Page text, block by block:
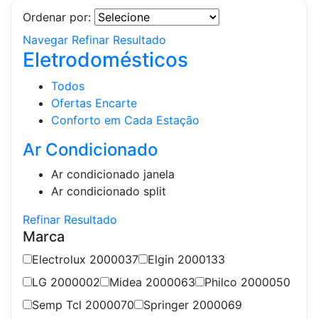
Ordenar por:
Navegar Refinar Resultado
Eletrodomésticos
Todos
Ofertas Encarte
Conforto em Cada Estação
Ar Condicionado
Ar condicionado janela
Ar condicionado split
Refinar Resultado
Marca
Electrolux 2000037 Elgin 2000133
LG 2000002 Midea 2000063 Philco 2000050
Semp Tcl 2000070 Springer 2000069